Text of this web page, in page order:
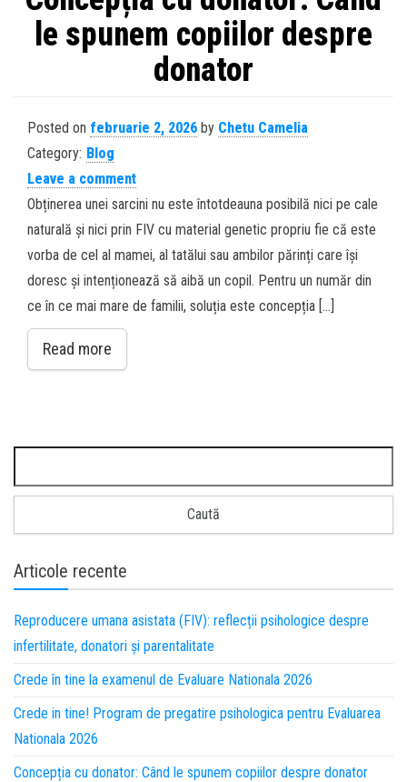
le spunem copiilor despre
donator
Posted on februarie 2, 2026 by Chetu Camelia
Category: Blog
Leave a comment
Obținerea unei sarcini nu este întotdeauna posibilă nici pe cale
naturală și nici prin FIV cu material genetic propriu fie că este
vorba de cel al mamei, al tatălui sau ambilor părinți care își
doresc și intenționează să aibă un copil. Pentru un număr din
ce în ce mai mare de familii, soluția este concepția […]
Read more
Articole recente
Reproducere umana asistata (FIV): reflecții psihologice despre
infertilitate, donatori și parentalitate
Crede în tine la examenul de Evaluare Nationala 2026
Crede in tine! Program de pregatire psihologica pentru Evaluarea
Nationala 2026
Concepția cu donator: Când le spunem copiilor despre donator